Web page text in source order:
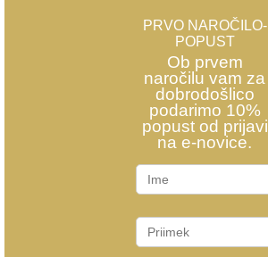
PRVO NAROČILO-
POPUST
Ob prvem
naročilu vam za
dobrodošlico
podarimo 10%
popust od prijavi
na e-novice.